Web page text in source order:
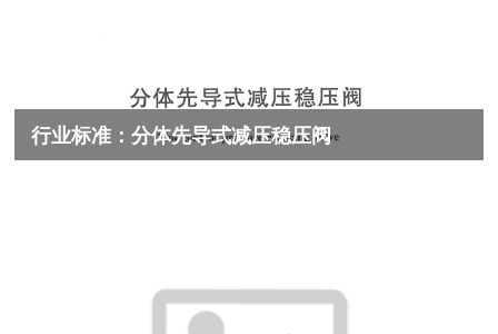
行业标准：分体先导式减压稳压阀